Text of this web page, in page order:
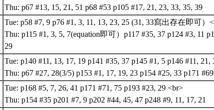
Thu: p67 #13, 15, 21, 51 p68 #53 p105 #17, 21, 23, 33, 35, 39
Tue: p58 #7, 9 p76 #1, 3, 11, 13, 23, 25 (31, 33寫出存在即可）
Thu: p115 #1, 3, 5, 7(equation即可）p117 #35, 37 p124 #3, 11
29
Tue: p140 #11, 13, 17, 19 p141 #35, 37 p145 #1, 5 p146 #11, 21,
Thu: p67 #27, 28(3/5) p153 #1, 17, 19, 23 p154 #25, 33 p171
Tue: p168 #5, 7, 26, 41 p171 #71, 75 p193 #23, 29 <br>
Thu: p154 #35 p201 #7, 9 p202 #44, 45, 47 p248 #9, 11, 17, 21